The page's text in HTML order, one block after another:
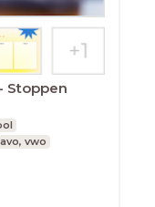
Stoppen
vwo